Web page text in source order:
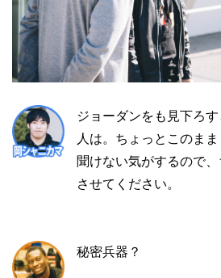
ジョーダンをも見下ろ
人は。ちょっとこのま
聞けない気がするので、
させてください。
秘密兵器？